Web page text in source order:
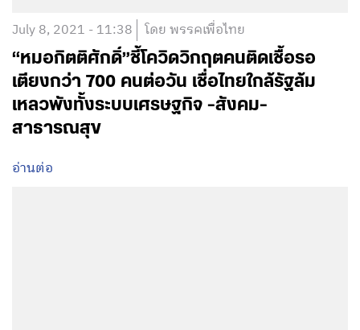
July 8, 2021 - 11:38 โดย พรรคเพื่อไทย
“หมอกิตติศักดิ์”ชี้โควิดวิกฤตคนติดเชื้อรอ
เตียงกว่า 700 คนต่อวัน เชื่อไทยใกล้รัฐล้ม
เหลวพังทั้งระบบเศรษฐกิจ -สังคม-
สาธารณสุข
อ่านต่อ